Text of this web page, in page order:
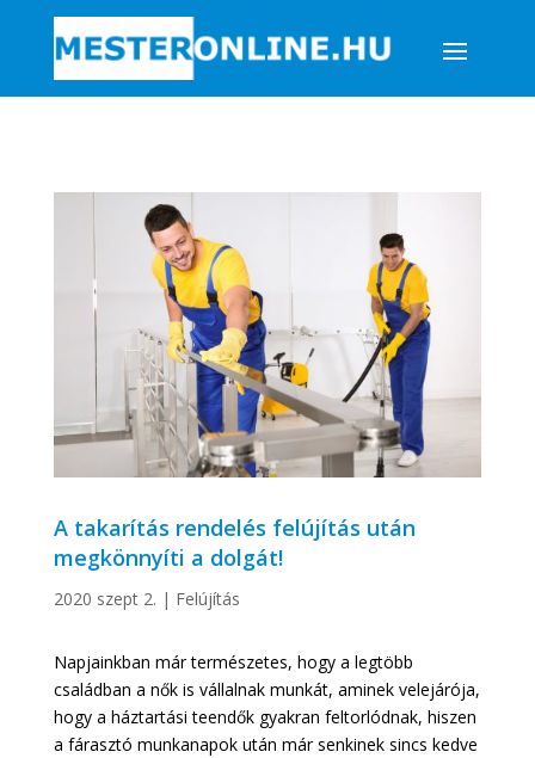
A takarítás rendelés felújítás után
megkönnyíti a dolgát!
2020 szept 2. | Felújítás
Napjainkban már természetes, hogy a legtöbb
családban a nők is vállalnak munkát, aminek velejárója,
hogy a háztartási teendők gyakran feltorlódnak, hiszen
a fárasztó munkanapok után már senkinek sincs kedve